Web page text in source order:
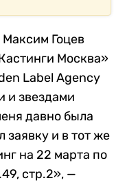
Гоцев
Москва»
Label Agency
и звездами
давно была
заявку и в тот же
на 22 марта по
стр.2», —